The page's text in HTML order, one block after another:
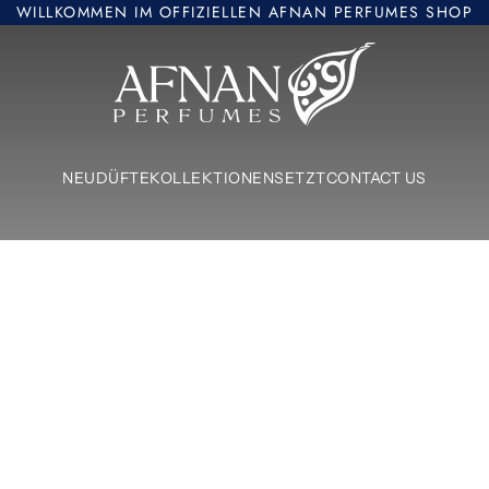
WILLKOMMEN IM OFFIZIELLEN AFNAN PERFUMES SHOP
NEUDÜFTEKOLLEKTIONENSETZTCONTACT US